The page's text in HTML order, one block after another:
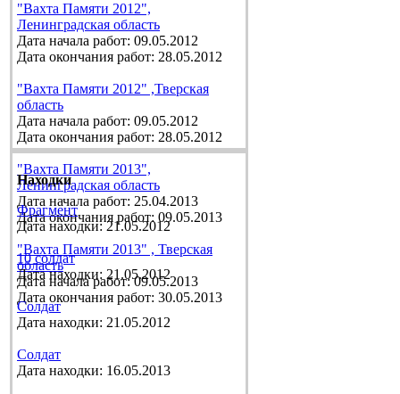
"Вахта Памяти 2012",
Ленинградская область
Дата начала работ: 09.05.2012
Дата окончания работ: 28.05.2012
"Вахта Памяти 2012" ,Тверская
область
Дата начала работ: 09.05.2012
Дата окончания работ: 28.05.2012
"Вахта Памяти 2013",
Ленинградская область
Дата начала работ: 25.04.2013
Дата окончания работ: 09.05.2013
"Вахта Памяти 2013" , Тверская
область
Дата начала работ: 09.05.2013
Дата окончания работ: 30.05.2013
Находки
Фрагмент
Дата находки: 21.05.2012
10 солдат
Дата находки: 21.05.2012
Солдат
Дата находки: 21.05.2012
Солдат
Дата находки: 16.05.2013